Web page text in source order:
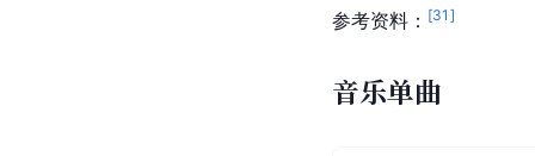
参考资料： [31 ]
音乐单曲